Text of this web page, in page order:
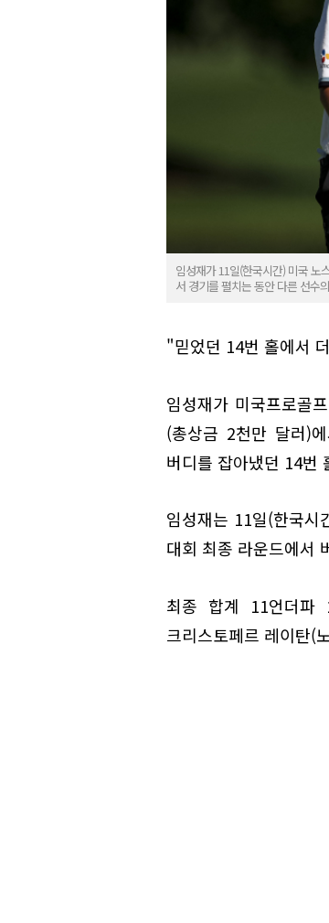
임성재가 11일(한국시간) 미국 노
서 경기를 펼치는 동안 다른 선수
"믿었던 14번 홀에서
임성재가 미국프로골
(총상금 2천만 달러)
버디를 잡아냈던 14번
임성재는 11일(한국시
대회 최종 라운드에서
최종 합계 11언더파
크리스토페르 레이탄(